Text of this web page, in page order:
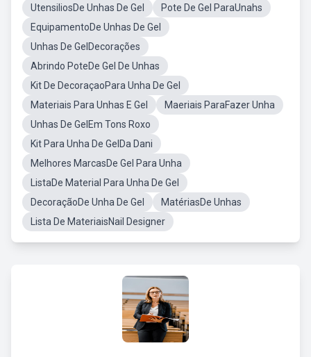
UtensiliosDe Unhas De Gel
Pote De Gel ParaUnahs
EquipamentoDe Unhas De Gel
Unhas De GelDecorações
Abrindo PoteDe Gel De Unhas
Kit De DecoraçaoPara Unha De Gel
Materiais Para Unhas E Gel
Maeriais ParaFazer Unha
Unhas De GelEm Tons Roxo
Kit Para Unha De GelDa Dani
Melhores MarcasDe Gel Para Unha
ListaDe Material Para Unha De Gel
DecoraçãoDe Unha De Gel
MatériasDe Unhas
Lista De MateriaisNail Designer